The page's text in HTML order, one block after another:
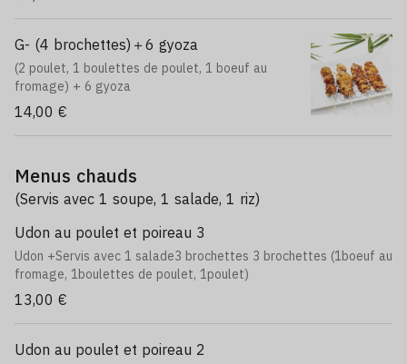
G- (4 brochettes)＋6 gyoza
(2 poulet, 1 boulettes de poulet, 1 boeuf au
fromage) + 6 gyoza
14,00 €
Menus chauds
(Servis avec 1 soupe, 1 salade, 1 riz)
Udon au poulet et poireau 3
Udon +Servis avec 1 salade3 brochettes 3 brochettes (1boeuf au
fromage, 1boulettes de poulet, 1poulet)
13,00 €
Udon au poulet et poireau 2